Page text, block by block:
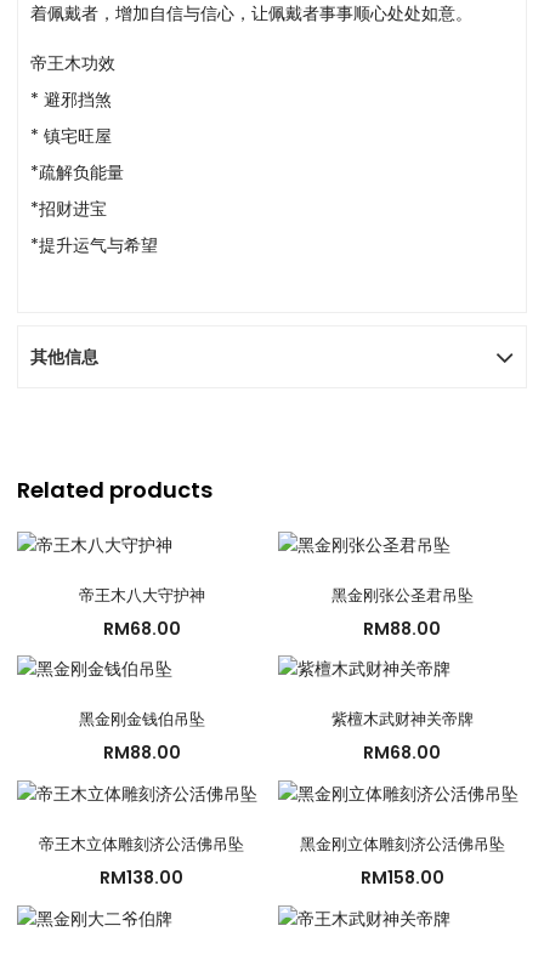
着佩戴者，增加自信与信心，让佩戴者事事顺心处处如意。
帝王木功效
* 避邪挡煞
* 镇宅旺屋
*疏解负能量
*招财进宝
*提升运气与希望
其他信息
Related products
帝王木八大守护神
RM68.00
黑金刚张公圣君吊坠
RM88.00
黑金刚金钱伯吊坠
RM88.00
紫檀木武财神关帝牌
RM68.00
帝王木立体雕刻济公活佛吊坠
RM138.00
黑金刚立体雕刻济公活佛吊坠
RM158.00